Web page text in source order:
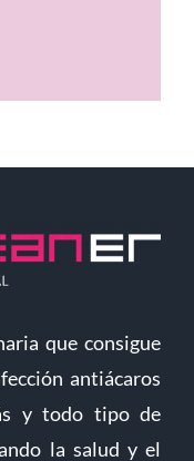
que consigue
antiácaros
y todo tipo de
la salud y el